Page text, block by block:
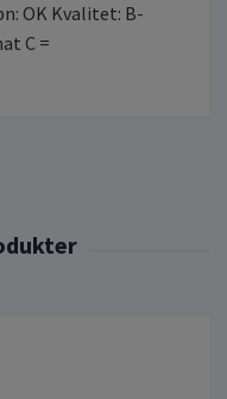
OK Kvalitet: B-
C =